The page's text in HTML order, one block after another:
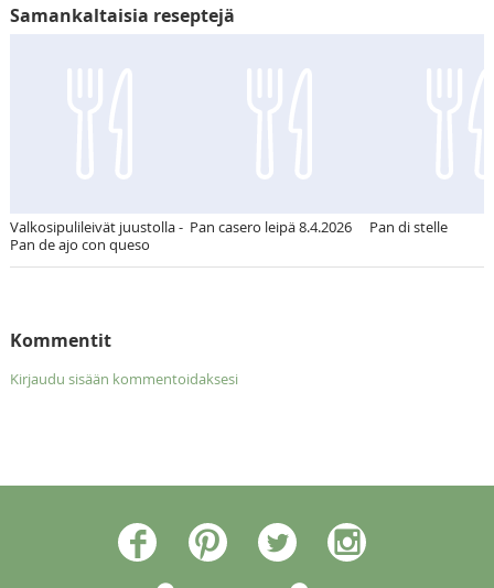
Samankaltaisia reseptejä
Valkosipulileivät juustolla -
Pan de ajo con queso
Pan casero leipä 8.4.2026 Pan di stelle
Kommentit
Kirjaudu sisään kommentoidaksesi